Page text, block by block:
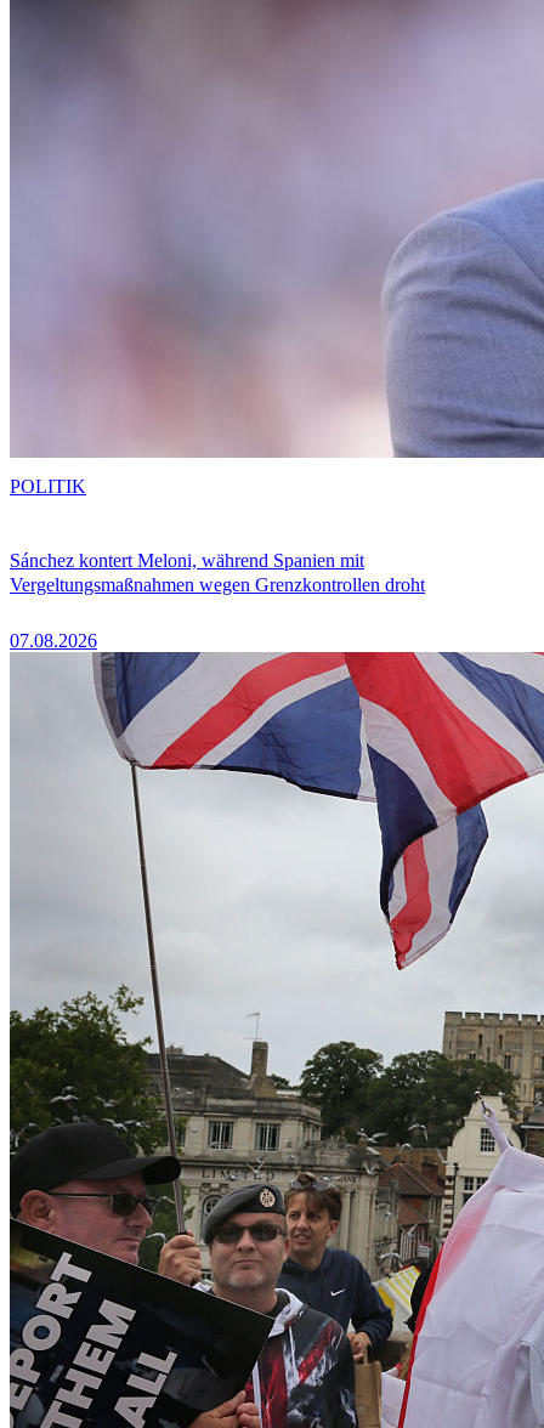
Sánchez kontert Meloni, während Spanien mit
Vergeltungsmaßnahmen wegen Grenzkontrollen droht
07.08.2026
POLITIK